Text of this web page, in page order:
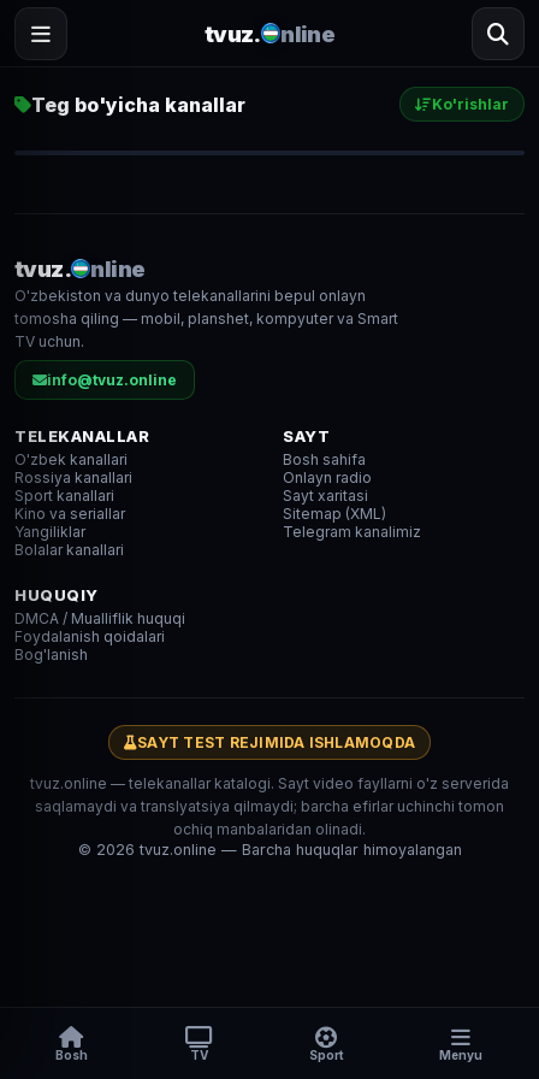
tvuz. nline
Teg bo'yicha kanallar Ko'rishlar
FHD
Milliy TV
tvuz. nline
O'zbekiston va dunyo telekanallarini bepul onlayn
tomosha qiling — mobil, planshet, kompyuter va Smart
TV uchun.
info@tvuz.online
TELEKANALLAR
O'zbek kanallari
Rossiya kanallari
Sport kanallari
Kino va seriallar
Yangiliklar
Bolalar kanallari
SAYT
Bosh sahifa
Onlayn radio
Sayt xaritasi
Sitemap (XML)
Telegram kanalimiz
HUQUQIY
DMCA / Mualliflik huquqi
Foydalanish qoidalari
Bog'lanish
SAYT TEST REJIMIDA ISHLAMOQDA
tvuz.online — telekanallar katalogi. Sayt video fayllarni o'z serverida
saqlamaydi va translyatsiya qilmaydi; barcha efirlar uchinchi tomon
ochiq manbalaridan olinadi.
© 2026 tvuz.online — Barcha huquqlar himoyalangan
Bosh TV Sport Menyu